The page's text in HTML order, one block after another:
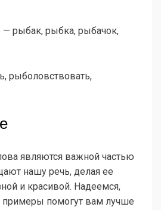
— рыбак, рыбка, рыбачок,
рыболовствовать,
являются важной частью
нашу речь, делая ее
и красивой. Надеемся,
помогут вам лучше